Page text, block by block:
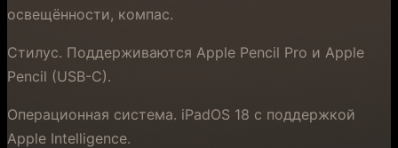
освещённости, компас.
Стилус. Поддерживаются Apple Pencil Pro и Apple
Pencil (USB-C).
Операционная система. iPadOS 18 с поддержкой
Apple Intelligence.